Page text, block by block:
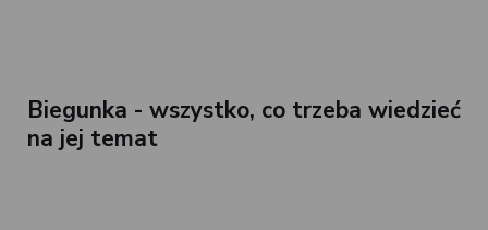
Biegunka - wszystko, co trzeba wiedzieć
na jej temat